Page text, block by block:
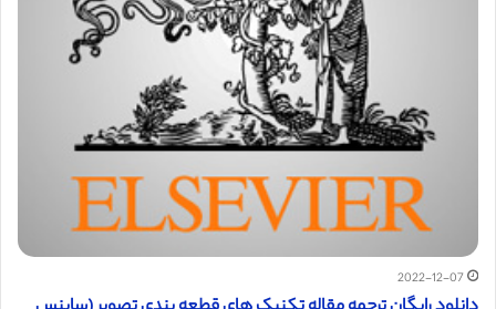
2022-12-07